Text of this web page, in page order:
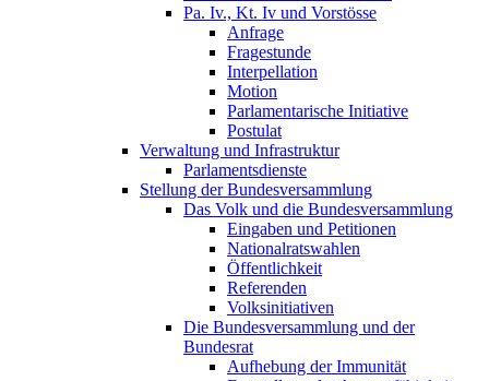
Pa. Iv., Kt. Iv und Vorstösse
Anfrage
Fragestunde
Interpellation
Motion
Parlamentarische Initiative
Postulat
Verwaltung und Infrastruktur
Parlamentsdienste
Stellung der Bundesversammlung
Das Volk und die Bundesversammlung
Eingaben und Petitionen
Nationalratswahlen
Öffentlichkeit
Referenden
Volksinitiativen
Die Bundesversammlung und der
Bundesrat
Aufhebung der Immunität